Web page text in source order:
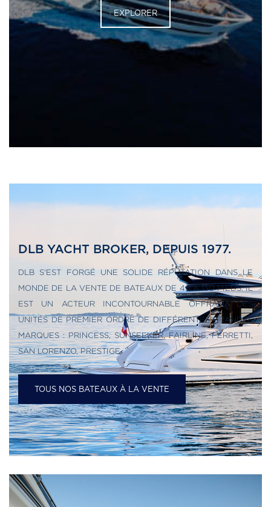
EXPLORER
DLB YACHT BROKER, DEPUIS 1977.
DLB S'EST FORGÉ UNE SOLIDE RÉPUTATION DANS LE
MONDE DE LA VENTE DE BATEAUX DE 40 À 130 PIEDS. IL
EST UN ACTEUR INCONTOURNABLE OFFRANT DES
UNITÉS DE PREMIER ORDRE DE DIFFÉRENTES GRANDES
MARQUES : PRINCESS, SUNSEEKER, FAIRLINE, FERRETTI,
SAN LORENZO, PRESTIGE.
TOUS NOS BATEAUX À LA VENTE